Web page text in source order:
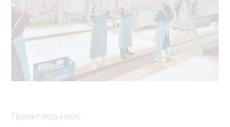
Проект под ключ